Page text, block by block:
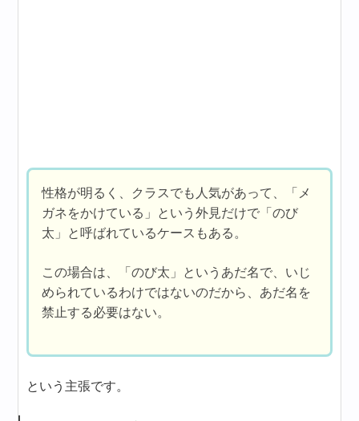
性格が明るく、クラスでも人気があって、「メ
ガネをかけている」という外見だけで「のび
太」と呼ばれているケースもある。
この場合は、「のび太」というあだ名で、いじ
められているわけではないのだから、あだ名を
禁止する必要はない。
という主張です。